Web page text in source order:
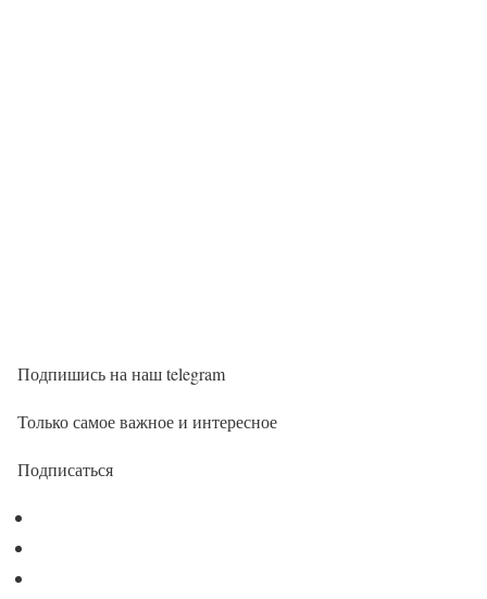
Подпишись на наш telegram
Только самое важное и интересное
Подписаться